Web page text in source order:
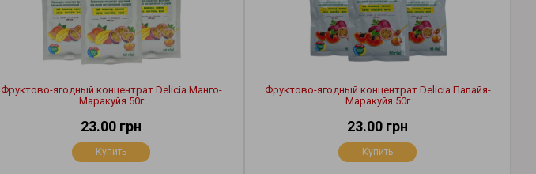
Фруктово-ягодный концентрат Delicia Манго-
Маракуйя 50г
23.00 грн
Купить
Фруктово-ягодный концентрат Delicia Папайя-
Маракуйя 50г
23.00 грн
Купить